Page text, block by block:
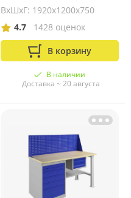
ВхШхГ: 1920х1200х750
4.7
1428 оценок
В корзину
В наличии
Доставка ~ 20 августа